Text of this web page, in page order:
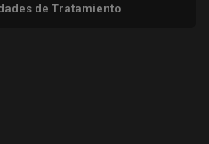
de Tratamiento